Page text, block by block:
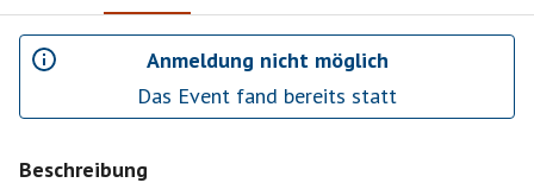
Anmeldung nicht möglich
Das Event fand bereits statt
Beschreibung